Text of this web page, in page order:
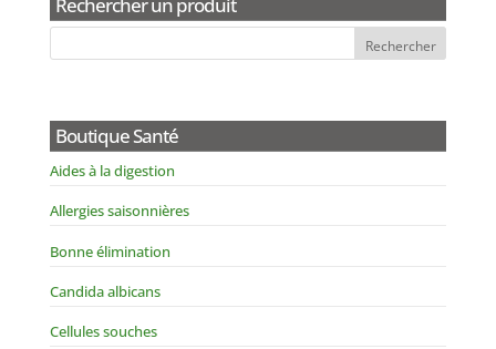
Boutique Santé
Aides à la digestion
Allergies saisonnières
Bonne élimination
Candida albicans
Cellules souches